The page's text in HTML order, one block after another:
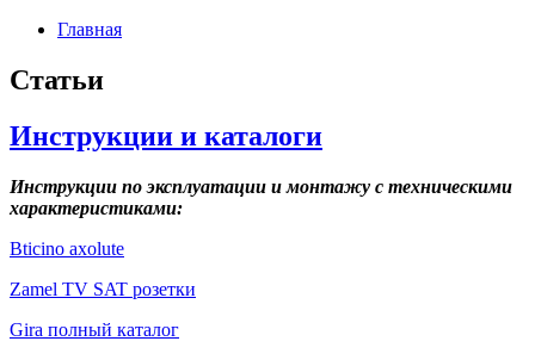
Главная
Статьи
Инструкции и каталоги
Инструкции по эксплуатации и монтажу с техническими
характеристиками:
Bticino axolute
Zamel TV SAT розетки
Gira полный каталог